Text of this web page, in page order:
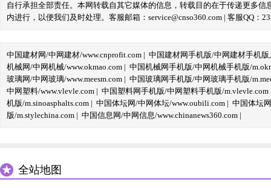
自行承担全部责任。本网转载自其它媒体的信息，转载目的在于传递更多
内进行，以便我们及时处理。客服邮箱：service@cnso360.com | 客服QQ：
中国建材网/中网建材/www.cnprofit.com | 中国建材网手机版/中网建材手机版
机械网/中网机械/www.okmao.com | 中国机械网手机版/中网机械手机版/
玻璃网/中网玻璃/www.meesm.com | 中国玻璃网手机版/中网玻璃手机版/
中网塑料/www.vlevle.com | 中国塑料网手机版/中网塑料手机版/m.vlevle.com
机版/m.sinoasphalts.com | 中国体坛网/中网体坛/www.oubili.com | 中国体坛
版/m.stylechina.com | 中国信息网/中网信息/www.chinanews360.com |
全站地图